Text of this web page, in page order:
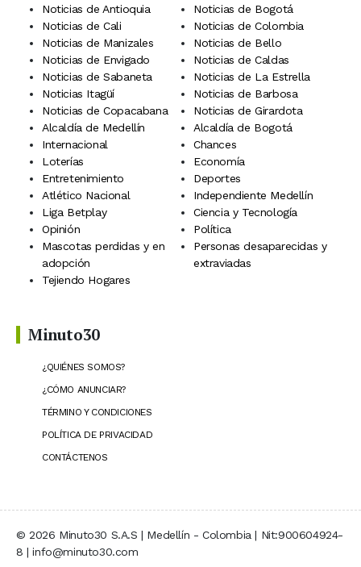
Noticias de Antioquia
Noticias de Bogotá
Noticias de Cali
Noticias de Colombia
Noticias de Manizales
Noticias de Bello
Noticias de Envigado
Noticias de Caldas
Noticias de Sabaneta
Noticias de La Estrella
Noticias Itagüí
Noticias de Barbosa
Noticias de Copacabana
Noticias de Girardota
Alcaldía de Medellín
Alcaldía de Bogotá
Internacional
Chances
Loterías
Economía
Entretenimiento
Deportes
Atlético Nacional
Independiente Medellín
Liga Betplay
Ciencia y Tecnología
Opinión
Política
Mascotas perdidas y en
adopción
Personas desaparecidas y
extraviadas
Tejiendo Hogares
Minuto30
¿QUIÉNES SOMOS?
¿CÓMO ANUNCIAR?
TÉRMINO Y CONDICIONES
POLÍTICA DE PRIVACIDAD
CONTÁCTENOS
© 2026 Minuto30 S.A.S | Medellín - Colombia | Nit:900604924-
8 | info@minuto30.com